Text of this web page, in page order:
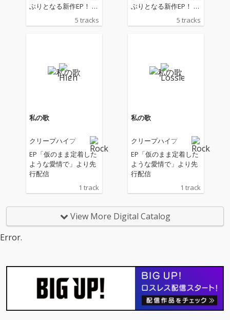
ぶりとなる新作EP！ 20
25年にホール＆ライブ
ハウス15公演、アリー
リープハイプ。2026年
は、改めてバンドらし
スツアー2026「あのこ
ろ一番熱いのは君の口
に、バンドの現在を提
示する。
5 tracks
ぶりとなる新作EP！ 20
25年にホール＆ライブ
ハウス15公演、アリー
リープハイプ。2026年
は、改めてバンドらし
スツアー2026「あのこ
ろ一番熱いのは君の口
に、バンドの現在を提
示する。
5 tracks
私の歌
クリープハイプ
EP「仮のまま定着した
ような愛情で」より先
行配信
1 track
私の歌
クリープハイプ
EP「仮のまま定着した
ような愛情で」より先
行配信
1 track
View More Digital Catalog
Error.